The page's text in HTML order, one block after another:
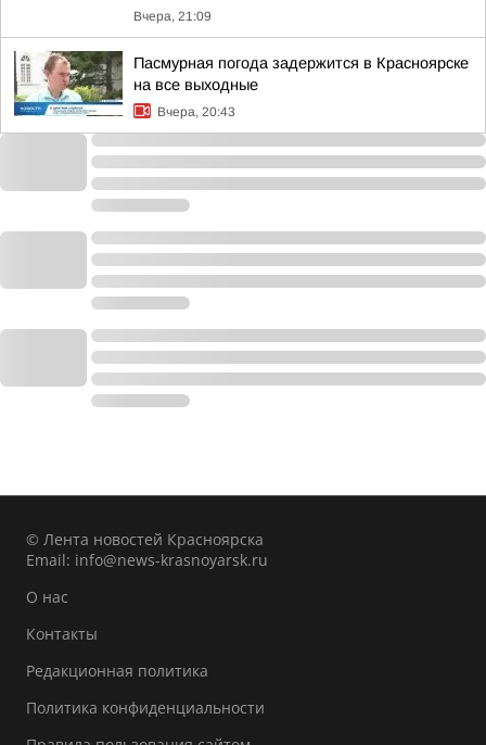
Вчера, 21:09
Пасмурная погода задержится в Красноярске
на все выходные
Вчера, 20:43
© Лента новостей Красноярска
Email: info@news-krasnoyarsk.ru
О нас
Контакты
Редакционная политика
Политика конфиденциальности